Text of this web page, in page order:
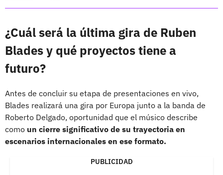
¿Cuál será la última gira de Ruben
Blades y qué proyectos tiene a
futuro?
Antes de concluir su etapa de presentaciones en vivo,
Blades realizará una gira por Europa junto a la banda de
Roberto Delgado, oportunidad que el músico describe
como un cierre significativo de su trayectoria en
escenarios internacionales en ese formato.
PUBLICIDAD